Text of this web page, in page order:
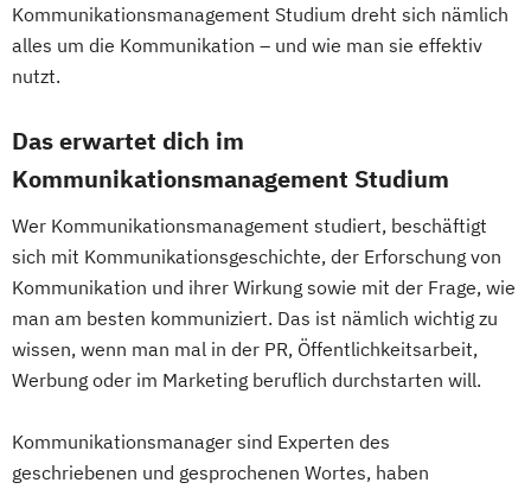
Kommunikationsmanagement Studium dreht sich nämlich
alles um die Kommunikation – und wie man sie effektiv
nutzt.
Das erwartet dich im
Kommunikationsmanagement Studium
Wer Kommunikationsmanagement studiert, beschäftigt
sich mit Kommunikationsgeschichte, der Erforschung von
Kommunikation und ihrer Wirkung sowie mit der Frage, wie
man am besten kommuniziert. Das ist nämlich wichtig zu
wissen, wenn man mal in der PR, Öffentlichkeitsarbeit,
Werbung oder im Marketing beruflich durchstarten will.
Kommunikationsmanager sind Experten des
geschriebenen und gesprochenen Wortes, haben